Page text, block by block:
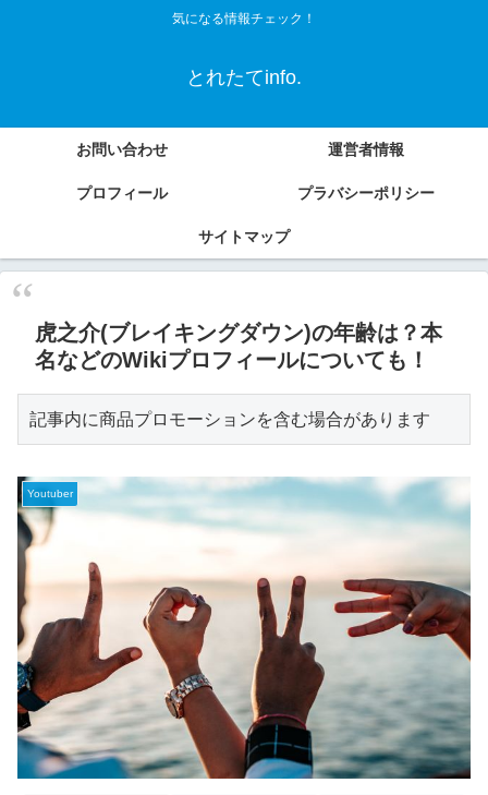
気になる情報チェック！
とれたてinfo.
お問い合わせ 運営者情報
プロフィール プラバシーポリシー
サイトマップ
虎之介(ブレイキングダウン)の年齢は？本
名などのWikiプロフィールについても！
記事内に商品プロモーションを含む場合があります
Youtuber